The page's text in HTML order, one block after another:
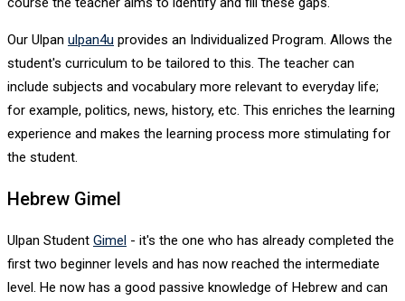
Our Ulpan ulpan4u provides an Individualized Program. Allows the
student's curriculum to be tailored to this. The teacher can
include subjects and vocabulary more relevant to everyday life;
for example, politics, news, history, etc. This enriches the learning
experience and makes the learning process more stimulating for
the student.
Hebrew Gimel
Ulpan Student Gimel - it's the one who has already completed the
first two beginner levels and has now reached the intermediate
level. He now has a good passive knowledge of Hebrew and can